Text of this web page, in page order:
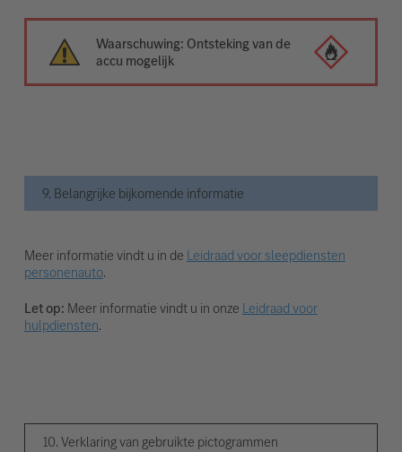
Waarschuwing: Ontsteking van de
accu mogelijk
9. Belangrijke bijkomende informatie
Meer informatie vindt u in de Leidraad voor sleepdiensten
personenauto.
Let op: Meer informatie vindt u in onze Leidraad voor
hulpdiensten.
10. Verklaring van gebruikte pictogrammen